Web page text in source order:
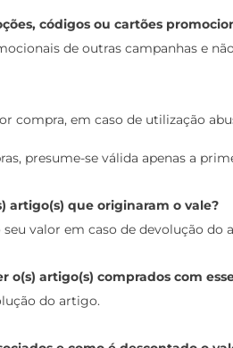
códigos ou cartões
de outras campanhas e
compra, em caso de utilização
presume-se válida apenas a
artigo(s) que originaram o vale?
valor em caso de devolução do
o(s) artigo(s) comprados com
do artigo.